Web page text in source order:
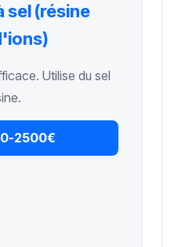
sel (résine
Utilise du sel
2500€